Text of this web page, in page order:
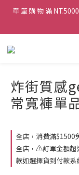
♡ 官 網 訂
單 筆 購 物 滿
♡ 官 網 訂
炸街質感
常寬褲單
全店，消費滿$1500
全店，⚠️訂單金額超
款如選擇貨到付款